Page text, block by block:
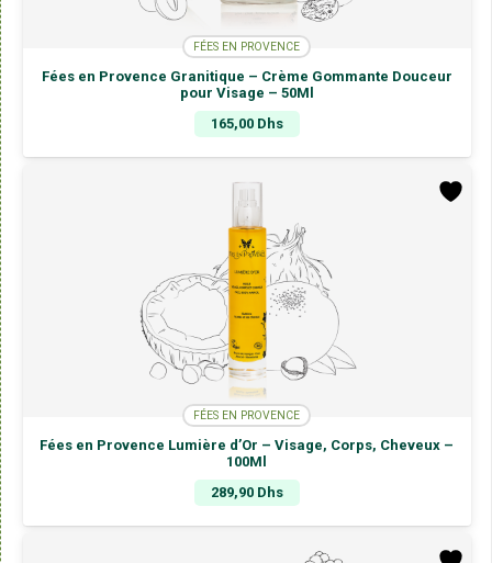
FÉES EN PROVENCE
Fées en Provence Granitique – Crème Gommante Douceur
pour Visage – 50Ml
165,00 Dhs
FÉES EN PROVENCE
Fées en Provence Lumière d’Or – Visage, Corps, Cheveux –
100Ml
289,90 Dhs